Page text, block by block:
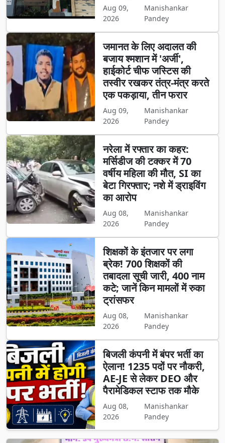
Aug 09,
2026
Manishankar
Pandey
जमानत के लिए अदालत की
बजाय श्मशान में 'अर्जी',
हाईकोर्ट चीफ जस्टिस की
तस्वीर रखकर तंत्र-मंत्र करते
एक पकड़ाया, तीन फरार
Aug 09,
2026
Manishankar
Pandey
नरेला में रफ्तार का कहर:
मर्सिडीज की टक्कर में 70
वर्षीय महिला की मौत, SI का
बेटा गिरफ्तार; नशे में ड्राइविंग
का आरोप
Aug 08,
2026
Manishankar
Pandey
शिक्षकों के इंतजार पर लगा
ब्रेक! 700 शिक्षकों की
तबादला सूची जारी, 400 नाम
कटे; जानें किन मामलों में रुका
ट्रांसफर
Aug 08,
2026
Manishankar
Pandey
बिजली कंपनी में बंपर भर्ती का
ऐलान! 1235 पदों पर नौकरी,
AE-JE से लेकर DEO और
पैरामेडिकल स्टाफ तक मौके
Aug 08,
2026
Manishankar
Pandey